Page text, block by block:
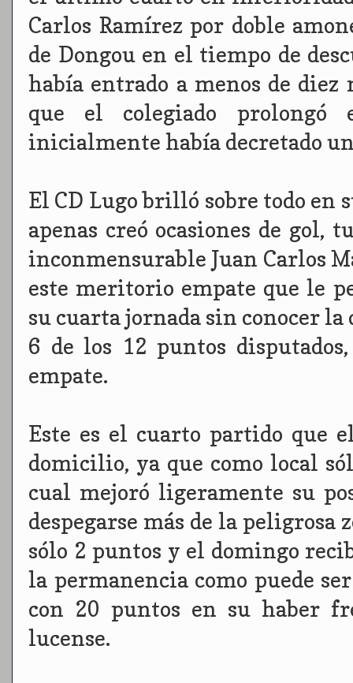
Carlos Ramírez por doble
de Dongou en el tiempo de
había entrado a menos de
que el colegiado
inicialmente había decretado
El CD Lugo brilló sobre todo en
apenas creó ocasiones de gol,
inconmensurable Juan Carlos
este meritorio empate que le
su cuarta jornada sin conocer
6 de los 12 puntos
empate.
Este es el cuarto partido que
domicilio, ya que como local
cual mejoró ligeramente su
despegarse más de la peligrosa
sólo 2 puntos y el domingo
la permanencia como puede
con 20 puntos en su haber
lucense.